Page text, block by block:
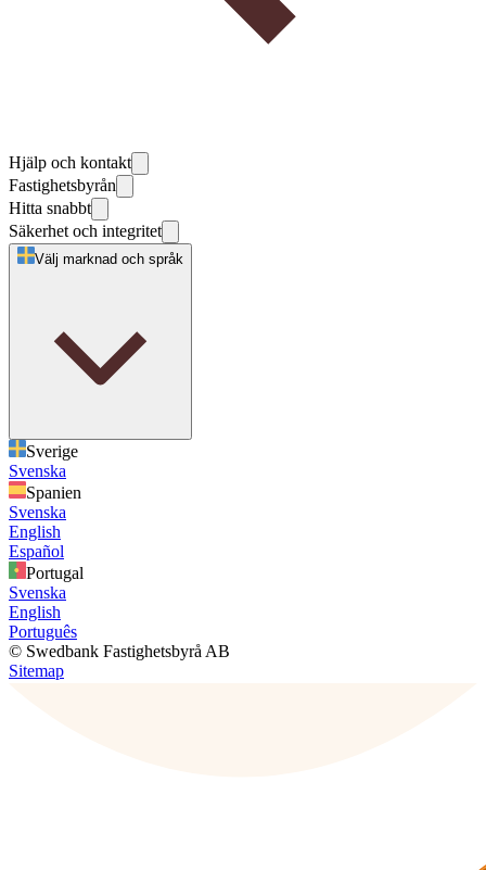
Hjälp och kontakt
Fastighetsbyrån
Hitta snabbt
Säkerhet och integritet
Välj marknad och språk
Sverige
Svenska
Spanien
Svenska
English
Español
Portugal
Svenska
English
Português
© Swedbank Fastighetsbyrå AB
Sitemap